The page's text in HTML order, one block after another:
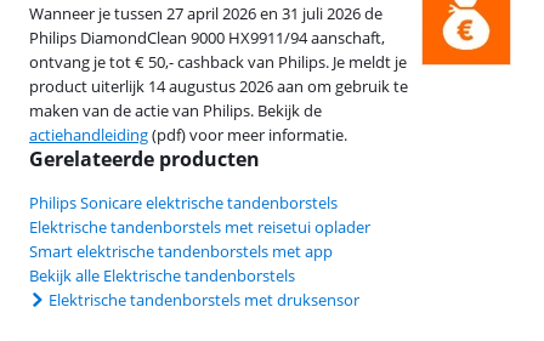
Wanneer je tussen 27 april 2026 en 31 juli 2026 de
Philips DiamondClean 9000 HX9911/94 aanschaft,
ontvang je tot € 50,- cashback van Philips. Je meldt je
product uiterlijk 14 augustus 2026 aan om gebruik te
maken van de actie van Philips. Bekijk de
actiehandleiding(pdf) voor meer informatie.
Gerelateerde producten
Philips Sonicare elektrische tandenborstels
Elektrische tandenborstels met reisetui oplader
Smart elektrische tandenborstels met app
Bekijk alle Elektrische tandenborstels
Elektrische tandenborstels met druksensor